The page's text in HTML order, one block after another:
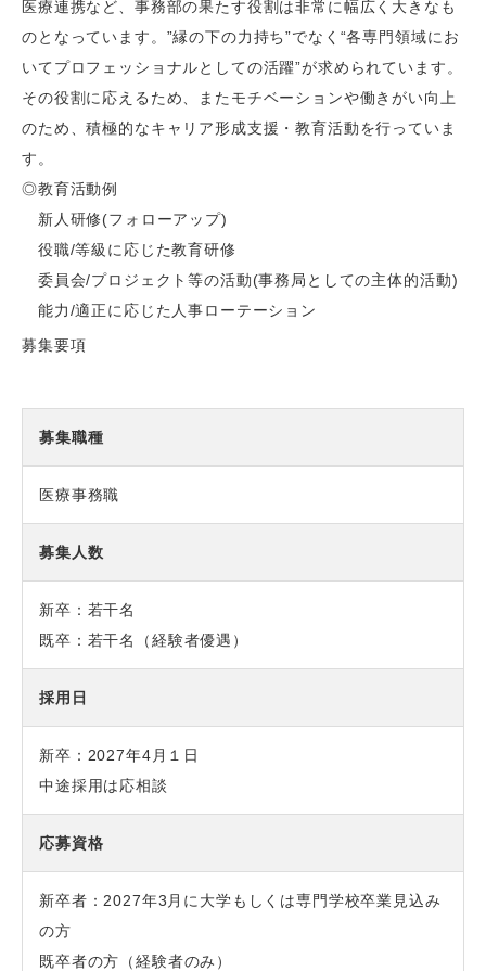
医療連携など、事務部の果たす役割は非常に幅広く大きなも
のとなっています。”縁の下の力持ち”でなく“各専門領域にお
いてプロフェッショナルとしての活躍”が求められています。
その役割に応えるため、またモチベーションや働きがい向上
のため、積極的なキャリア形成支援・教育活動を行っていま
す。
◎教育活動例
新人研修(フォローアップ)
役職/等級に応じた教育研修
委員会/プロジェクト等の活動(事務局としての主体的活動)
能力/適正に応じた人事ローテーション
募集要項
募集職種
医療事務職
募集人数
新卒：若干名
既卒：若干名（経験者優遇）
採用日
新卒：2027年4月１日
中途採用は応相談
応募資格
新卒者：2027年3月に大学もしくは専門学校卒業見込み
の方
既卒者の方（経験者のみ）